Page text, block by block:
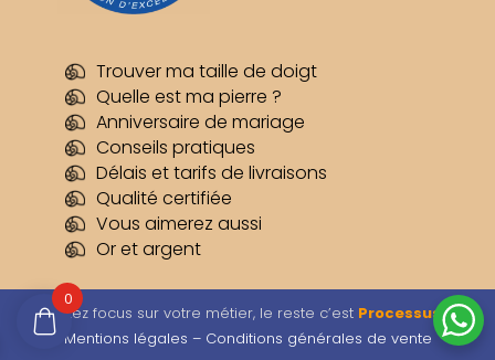
Trouver ma taille de doigt
Quelle est ma pierre ?
Anniversaire de mariage
Conseils pratiques
Délais et tarifs de livraisons
Qualité certifiée
Vous aimerez aussi
Or et argent
Restez focus sur votre métier, le reste c’est Processus–
Mentions légales – Conditions générales de vente
0